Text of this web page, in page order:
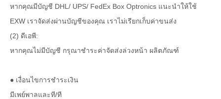
หากคุณมีบัญชี DHL/ UPS/ FedEx Box Optronics แนะนำให้ใช้
EXW เราจัดส่งผ่านบัญชีของคุณ เราไม่เรียกเก็บค่าขนส่ง
(2) ดีเอพี:
หากคุณไม่มีบัญชี กรุณาชำระค่าจัดส่งล่วงหน้า ผลิตภัณฑ์
● เงื่อนไขการชำระเงิน
มีเพย์พาลและที/ที